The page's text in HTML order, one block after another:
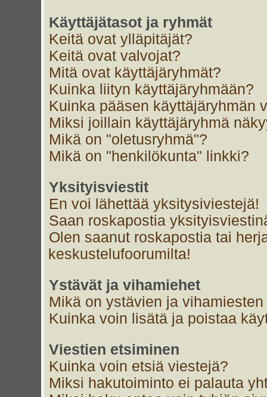
Käyttäjätasot ja ryhmät
Keitä ovat ylläpitäjät?
Keitä ovat valvojat?
Mitä ovat käyttäjäryhmät?
Kuinka liityn käyttäjäryhmään?
Kuinka pääsen käyttäjäryhmän
Miksi joillain käyttäjäryhmä
Mikä on "oletusryhmä"?
Mikä on "henkilökunta" linkki?
Yksityisviestit
En voi lähettää yksitysiviestejä!
Saan roskapostia
Olen saanut roskapostia tai
keskustelufoorumilta!
Ystävät ja vihamiehet
Mikä on ystävien ja
Kuinka voin lisätä ja poistaa
Viestien etsiminen
Kuinka voin etsiä viestejä?
Miksi hakutoiminto ei palauta